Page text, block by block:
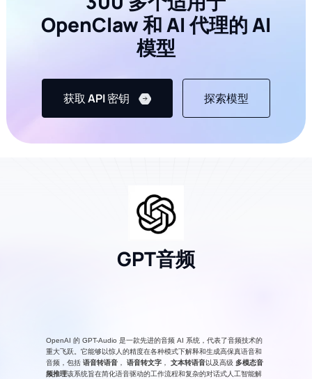
();
OpenClaw 和 AI 代理的 AI
模型
获取 API 密钥 探索模型
GPT音频
OpenAI 的 GPT-Audio 是一款先进的音频 AI 系统，代表了音频技术的
重大飞跃。它能够以惊人的精度在各种模式下解释和生成高保真语音和
音频，包括语音转语音 ，语音转文字 ，文本转语音以及高级多模态音
频推理该系统旨在简化语音驱动的工作流程和复杂的对话式人工智能解